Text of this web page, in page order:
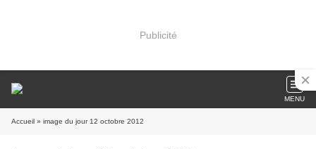
Publicité
MENU
Accueil » image du jour 12 octobre 2012